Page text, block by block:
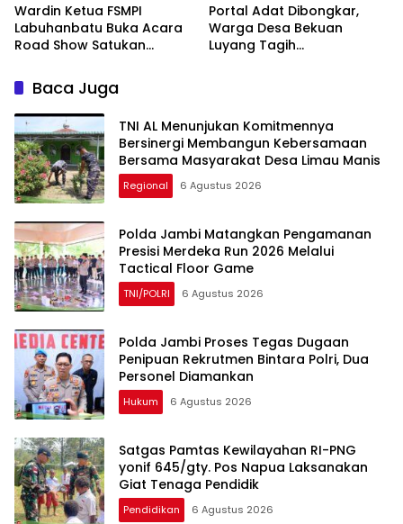
Wardin Ketua FSMPI
Labuhanbatu Buka Acara
Road Show Satukan
Perkebunan Kawal UU
Ketenagakerjaan Baru
Portal Adat Dibongkar,
Warga Desa Bekuan
Luyang Tagih
Baca Juga
TNI AL Menunjukan Komitmennya
Bersinergi Membangun Kebersamaan
Bersama Masyarakat Desa Limau Manis
Regional 6 Agustus 2026
Polda Jambi Matangkan Pengamanan
Presisi Merdeka Run 2026 Melalui
Tactical Floor Game
TNI/POLRI 6 Agustus 2026
Polda Jambi Proses Tegas Dugaan
Penipuan Rekrutmen Bintara Polri, Dua
Personel Diamankan
Hukum 6 Agustus 2026
Satgas Pamtas Kewilayahan RI-PNG
yonif 645/gty. Pos Napua Laksanakan
Giat Tenaga Pendidik
Pendidikan 6 Agustus 2026